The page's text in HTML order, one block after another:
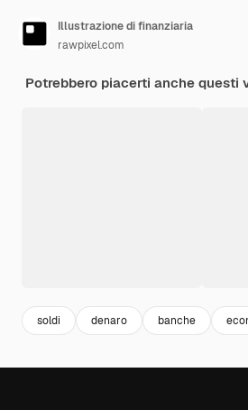
Illustrazione di finanziaria
rawpixel.com
Potrebbero piacerti anche questi
soldi denaro banche